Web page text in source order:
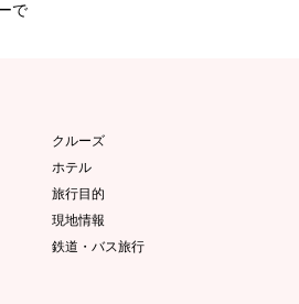
で
クルーズ
ホテル
旅行目的
現地情報
鉄道・バス旅行